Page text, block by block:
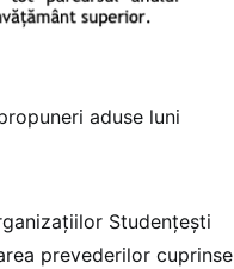
aduse luni
Studențești
prevederilor cuprinse